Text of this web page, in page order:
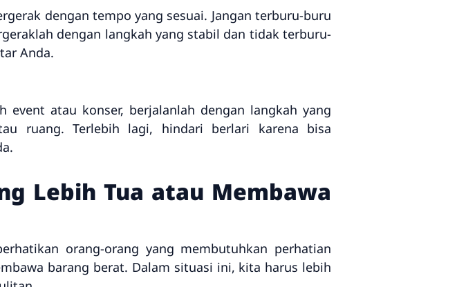
dengan tempo yang sesuai. Jangan terburu-buru
dengan langkah yang stabil dan tidak terburu-
Anda.
event atau konser, berjalanlah dengan langkah yang
ruang. Terlebih lagi, hindari berlari karena bisa
Lebih Tua atau Membawa
orang-orang yang membutuhkan perhatian
barang berat. Dalam situasi ini, kita harus lebih